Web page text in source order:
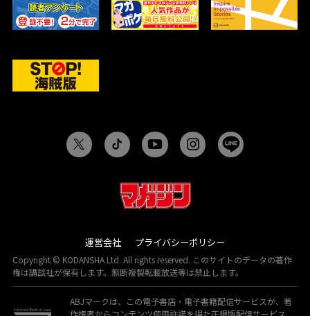
運営会社 プライバシーポリシー
Copyright © KODANSHA Ltd. All rights reserved. このサイトのデータの著作
権は講談社が保有します。無断複製転載放送等は禁止します。
ABJマークは、この電子書店・電子書籍配信サービスが、著